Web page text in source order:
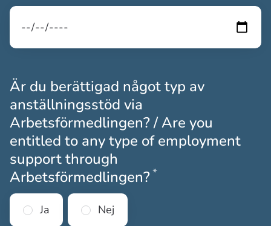
Är du berättigad något typ av
anställningsstöd via
Arbetsförmedlingen? / Are you
entitled to any type of employment
support through
Arbetsförmedlingen?*Obligatoriskt
Ja Nej